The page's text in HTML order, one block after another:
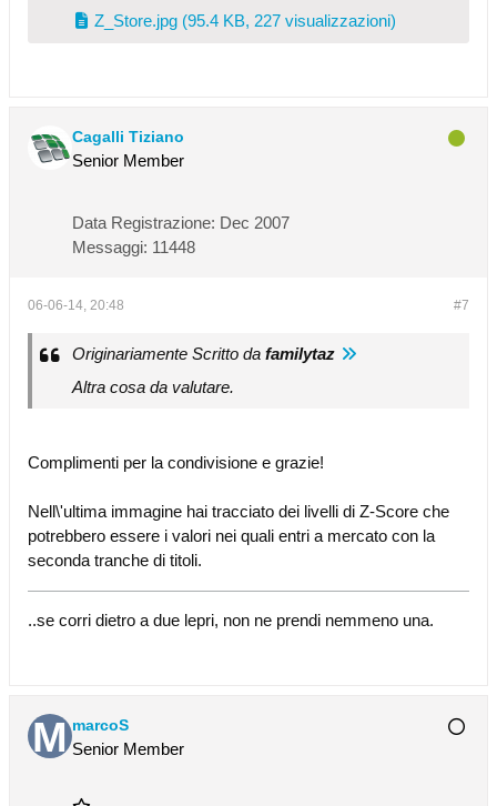
Z_Store.jpg (95.4 KB, 227 visualizzazioni)
Cagalli Tiziano
Senior Member
Data Registrazione: Dec 2007
Messaggi: 11448
#7
06-06-14, 20:48
Originariamente Scritto da familytaz
Altra cosa da valutare.
Complimenti per la condivisione e grazie!
Nell\'ultima immagine hai tracciato dei livelli di Z-Score che
potrebbero essere i valori nei quali entri a mercato con la
seconda tranche di titoli.
..se corri dietro a due lepri, non ne prendi nemmeno una.
marcoS
Senior Member